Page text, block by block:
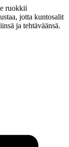
ruokkii
jotta kuntosalit
ja tehtäväänsä.